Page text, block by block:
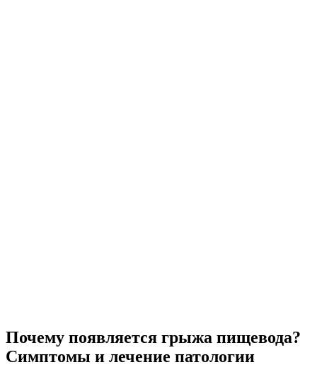
Почему появляется грыжа пищевода?
Симптомы и лечение патологии